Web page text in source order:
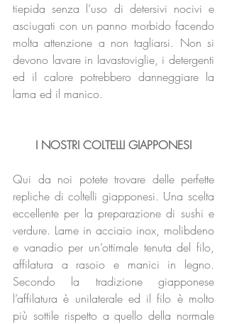
tiepida senza l’uso di detersivi nocivi e
asciugati con un panno morbido facendo
molta attenzione a non tagliarsi. Non si
devono lavare in lavastoviglie, i detergenti
ed il calore potrebbero danneggiare la
lama ed il manico.
I NOSTRI COLTELLI GIAPPONESI
Qui da noi potete trovare delle perfette
repliche di coltelli giapponesi. Una scelta
eccellente per la preparazione di sushi e
verdure. Lame in acciaio inox, molibdeno
e vanadio per un’ottimale tenuta del filo,
affilatura a rasoio e manici in legno.
Secondo la tradizione giapponese
l’affilatura è unilaterale ed il filo è molto
più sottile rispetto a quello della normale